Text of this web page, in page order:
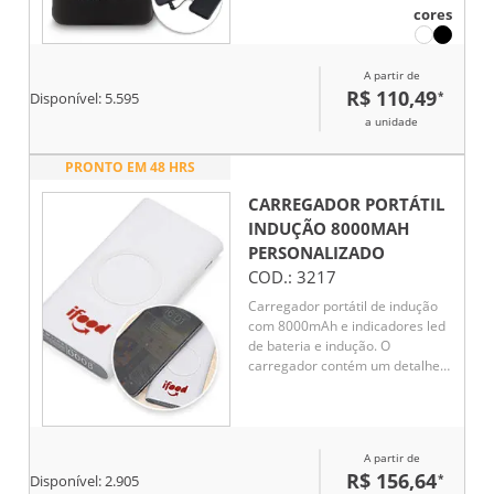
cores
Disponível: 5.595
A partir de
R$ 110,49*
a unidade
PRONTO EM 48 HRS
CARREGADOR PORTÁTIL
INDUÇÃO 8000MAH
PERSONALIZADO
COD.: 3217
Carregador portátil de indução
com 8000mAh e indicadores led
de bateria e indução. O
carregador contém um detalhe
deslizamentos durante este
modo de carga – o lado oposto
Disponível:2.905
A partir de
R$ 156,64*